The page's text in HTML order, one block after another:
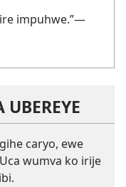
impuhwe.”—
caryo, ewe
wumva ko irije